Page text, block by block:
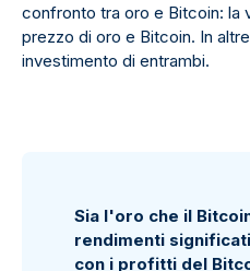
confronto tra oro e Bitcoin: la
prezzo di oro e Bitcoin. In
investimento di entrambi.
Sia l'oro che il
rendimenti
con i profitti del